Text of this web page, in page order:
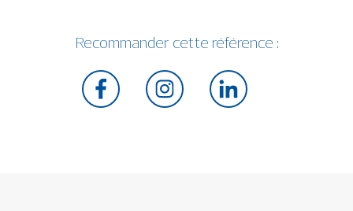
Recommander cette référence :